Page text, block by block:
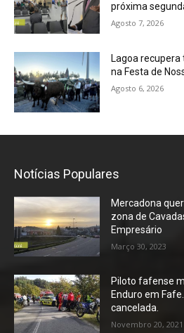
próxima
Agosto 7, 2026
Lagoa recupera
na Festa de
Agosto 6, 2026
Notícias Populares
Mercadona
zona de
Empresário
Março 30, 2023
Piloto fafense
Enduro em
cancelada.
Novembro 20, 2021